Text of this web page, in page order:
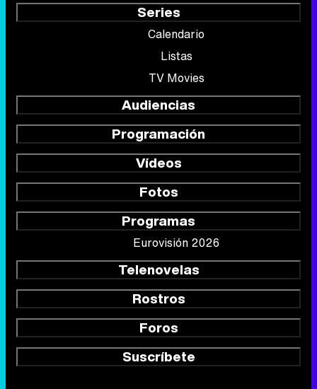
Series
Calendario
Listas
TV Movies
Audiencias
Programación
Vídeos
Fotos
Programas
Eurovisión 2026
Telenovelas
Rostros
Foros
Suscríbete